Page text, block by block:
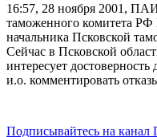
16:57, 28 ноября 2001,
таможенного комитета
начальника Псковской
Сейчас в Псковской
интересует
и.о. комментировать
Подписывайтесь на